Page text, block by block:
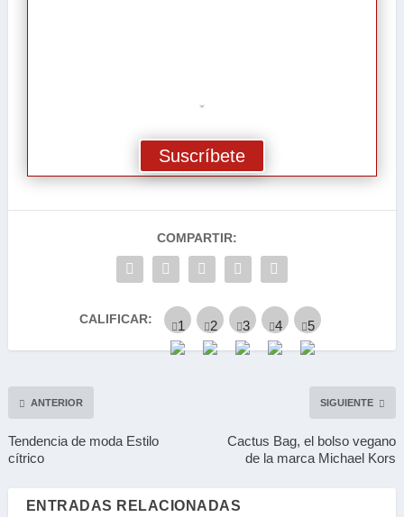
Suscríbete
COMPARTIR:
CALIFICAR:
ANTERIOR
Tendencia de moda Estilo
cítrico
SIGUIENTE
Cactus Bag, el bolso vegano
de la marca Michael Kors
ENTRADAS RELACIONADAS